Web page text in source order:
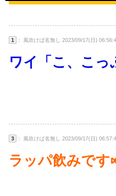
1 ： 風吹けば名無し 2023/09/17(日)
ワイ「こ、こっ
3 ： 風吹けば名無し 2023/09/17(日)
ラッパ飲みです